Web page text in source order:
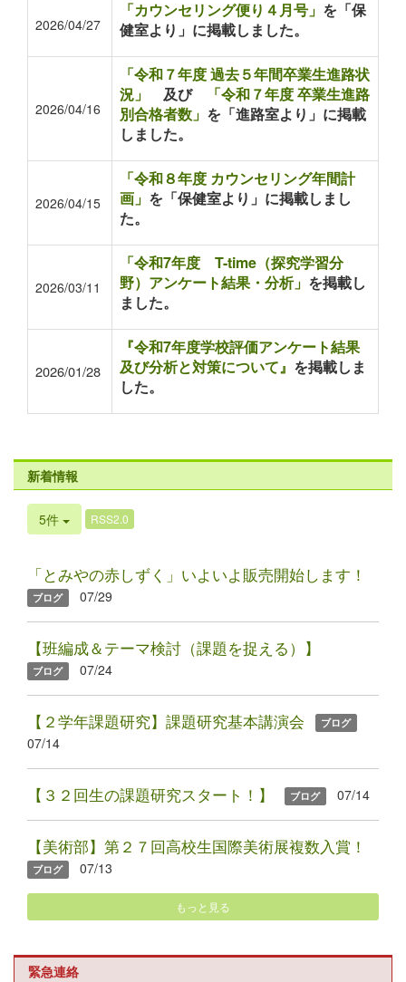
2026/04/27
「カウンセリング便り４月号」 を「保
健室より」に掲載しました。
2026/04/16
「令和７年度 過去５年間卒業生進路状
況」
及び
「令和７年度 卒業生進路
別合格者数」 を「進路室より」に掲載
しました。
2026/04/15
「令和８年度 カウンセリング年間計
画」 を「保健室より」に掲載しまし
た。
2026/03/11
「令和7年度 T-time（探究学習分
野）アンケート結果・分析」 を掲載し
ました。
2026/01/28
『令和7年度学校評価アンケート結果
及び分析と対策について』 を掲載しま
した。
新着情報
5件 RSS2.0
「とみやの赤しずく」いよいよ販売開始します！
ブログ 07/29
【班編成＆テーマ検討（課題を捉える）】
ブログ 07/24
【２学年課題研究】課題研究基本講演会 ブログ
07/14
【３２回生の課題研究スタート！】 ブログ 07/14
【美術部】第２７回高校生国際美術展複数入賞！
ブログ 07/13
もっと見る
緊急連絡